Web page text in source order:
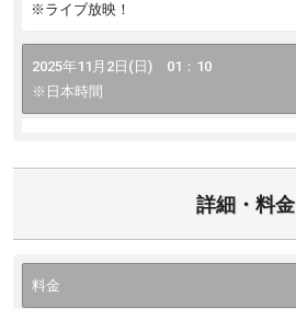
※ライブ放映！
2025年11月2日(日) 01：10
※日本時間
※ライブ放映予定なし
現地観戦チケット手配お問い合わせ
2025年11月9日（日） 21：40
※日本時間
詳細・料金
料金